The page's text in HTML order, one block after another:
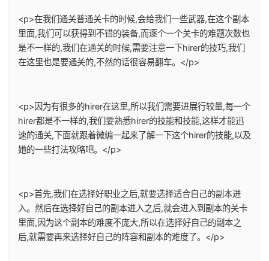
<p>在我们通关普通关卡的时候,会给我们一些武器,在这个副本
里面,我们可以获得到不错的装备,而逐个一个关卡的难题次数也
是不一样的,我们在通关的时候,需要注意一下hirer的技巧,我们
在这里也是要通关的,不然的话很容易翻车。</p>
<p>因为有很多的hirer在这里,所以我们需要进展行较量,每一个
hirer都是不一样的,我们要熟悉hirer的技能和技能,这样才能迅
速的通关,下面就跟着微编一起来了解一下这个hirer的技能,以及
她的一些打法攻略吧。</p>
<p>首先,我们在选择好职业之后,就要选择适合自己的副本进
入。然后在选择好自己的副本进入之后,就会进入到副本的关卡
里面,因为这个副本的难度不庞大,所以在选择好自己的副本之
后,就需要再来选择好自己的阵容和副本的难度了。</p>